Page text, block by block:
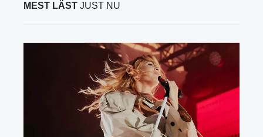
MEST LÄST JUST NU